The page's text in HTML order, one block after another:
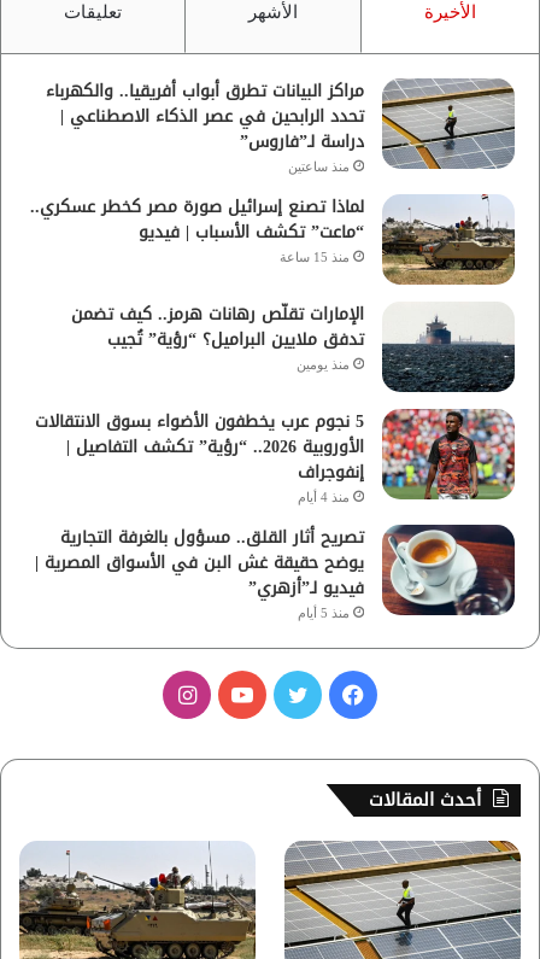
الأخيرة الأشهر تعليقات
مراكز البيانات تطرق أبواب أفريقيا.. والكهرباء
تحدد الرابحين في عصر الذكاء الاصطناعي |
دراسة لـ”فاروس”
منذ ساعتين
لماذا تصنع إسرائيل صورة مصر كخطر عسكري..
“ماعت” تكشف الأسباب | فيديو
منذ 15 ساعة
الإمارات تقلّص رهانات هرمز.. كيف تضمن
تدفق ملايين البراميل؟ “رؤية” تُجيب
منذ يومين
5 نجوم عرب يخطفون الأضواء بسوق الانتقالات
الأوروبية 2026.. “رؤية” تكشف التفاصيل |
إنفوجراف
منذ 4 أيام
تصريح أثار القلق.. مسؤول بالغرفة التجارية
يوضح حقيقة غش البن في الأسواق المصرية |
فيديو لـ”أزهري”
منذ 5 أيام
س
ب
و
ك
ر
ي
و
ب
ت
ق
ر
أحدث المقالات